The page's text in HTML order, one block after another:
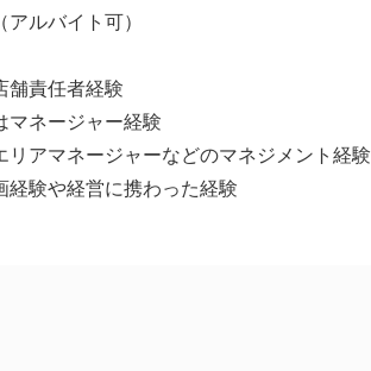
ルバイト可）
舗責任者経験
マネージャー経験
リアマネージャーなどのマネジメント経験
経験や経営に携わった経験